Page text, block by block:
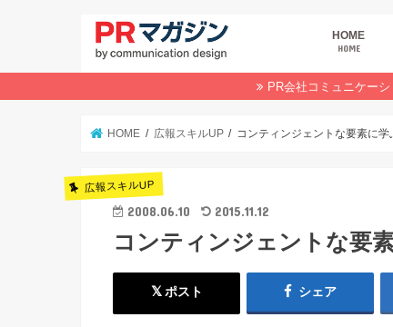
HOME
HOME
PR会社コミュニケー
HOME 広報スキルUP コンティンジェントな要素に
広報スキルUP
2008.06.10 2015.11.12
コンティンジェントな要
ポスト シェア